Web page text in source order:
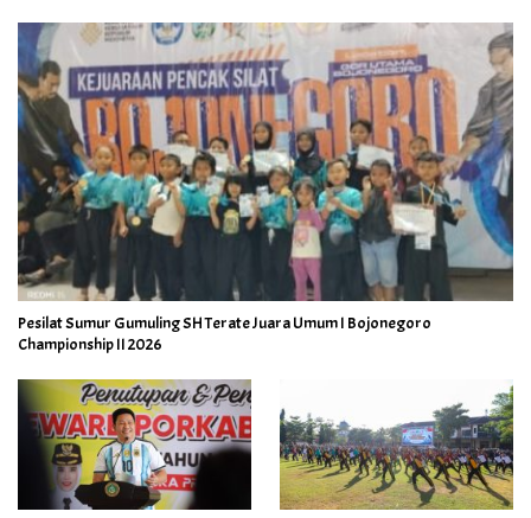
Pesilat Sumur Gumuling SH Terate Juara Umum I Bojonegoro
Championship II 2026